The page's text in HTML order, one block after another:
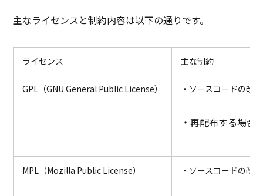
主なライセンスと制約内容は以下の通りです。
ライセンス 主な制約
GPL（GNU General Public License） ・ソースコードの改
・再配布する場合
MPL（Mozilla Public License） ・ソースコードの改